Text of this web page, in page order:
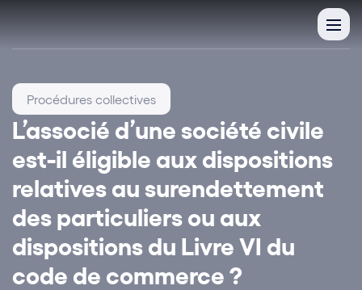
L’associé d’une société civile
est-il éligible aux dispositions
relatives au surendettement
des particuliers ou aux
dispositions du Livre VI du
code de commerce ?
Procédures collectives